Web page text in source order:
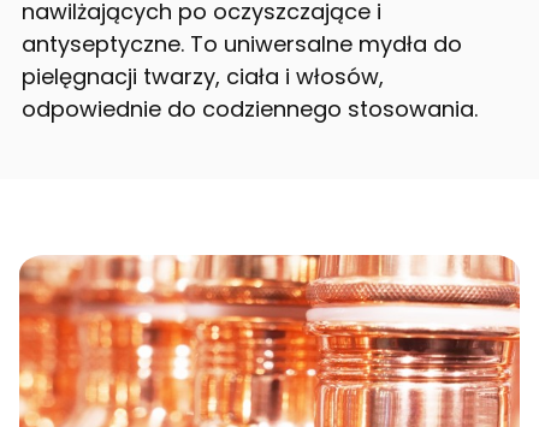
nawilżających po oczyszczające i
antyseptyczne. To uniwersalne mydła do
pielęgnacji twarzy, ciała i włosów,
odpowiednie do codziennego stosowania.